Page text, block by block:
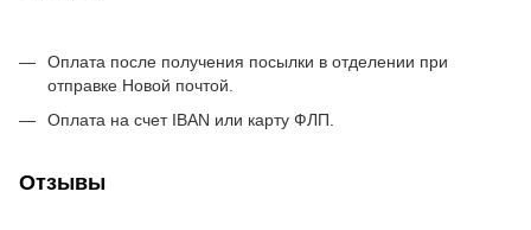
Оплата после получения посылки в отделении при
отправке Новой почтой.
Оплата на счет IBAN или карту ФЛП.
Отзывы